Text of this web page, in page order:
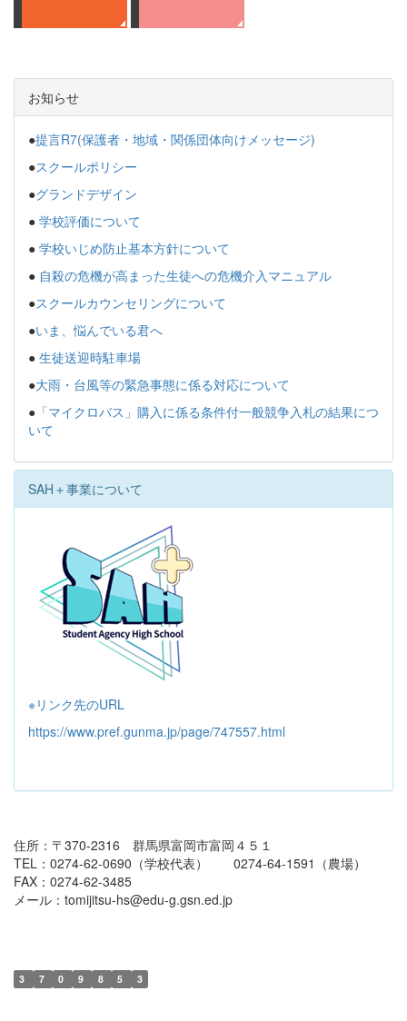
お知らせ
●提言R7(保護者・地域・関係団体向けメッセージ)
●スクールポリシー
●グランドデザイン
● 学校評価について
● 学校いじめ防止基本方針について
● 自殺の危機が高まった生徒への危機介入マニュアル
●スクールカウンセリングについて
●いま、悩んでいる君へ
● 生徒送迎時駐車場
●大雨・台風等の緊急事態に係る対応について
● 「マイクロバス」購入に係る条件付一般競争入札の結果につ
いて
SAH＋事業について
※リンク先のURL
https://www.pref.gunma.jp/page/747557.html
住所：〒370-2316 群馬県富岡市富岡４５１
TEL：0274-62-0690（学校代表） 0274-64-1591（農場）
FAX：0274-62-3485
メール：tomijitsu-hs@edu-g.gsn.ed.jp
3 7 0 9 8 5 3